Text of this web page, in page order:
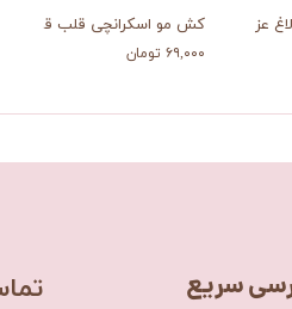
کش مو اسکرانچی قلب قلبی
۶۹,۰۰۰ تومان
عزیز
سریع